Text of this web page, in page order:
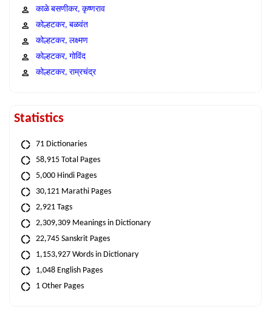
काळे बसणीकर, कृष्णराव
कोल्हटकर, बळवंत
कोल्हटकर, लक्ष्मण
कोल्हटकर, गोविंद
कोल्हटकर, राम्रचंद्र
Statistics
71 Dictionaries
58,915 Total Pages
5,000 Hindi Pages
30,121 Marathi Pages
2,921 Tags
2,309,309 Meanings in Dictionary
22,745 Sanskrit Pages
1,153,927 Words in Dictionary
1,048 English Pages
1 Other Pages